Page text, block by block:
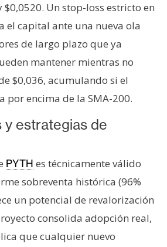
$0,0520. Un stop-loss estricto en
el capital ante una nueva ola
de largo plazo que ya
mantener mientras no
$0,036, acumulando si el
por encima de la SMA-200.
y estrategias de
PYTH es técnicamente válido
sobreventa histórica (96%
un potencial de revalorización
consolida adopción real,
que cualquier nuevo